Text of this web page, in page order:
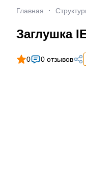
Главная ·
Заглушка
0 0 отзывов